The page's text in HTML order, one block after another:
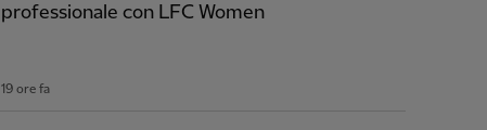
professionale con LFC Women
19 ore fa